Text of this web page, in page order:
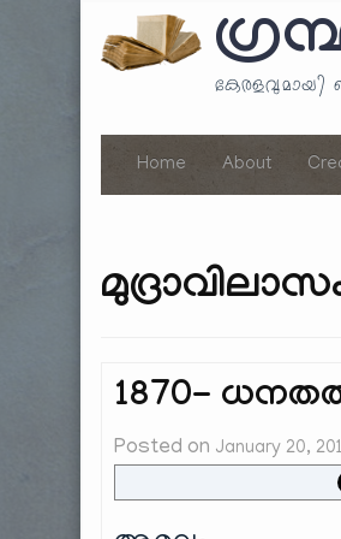
കേരളവുമായി
Home About
1870-
Posted on January 20,